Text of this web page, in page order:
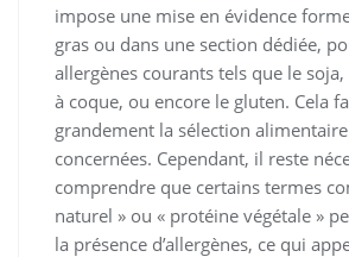
impose une mise en évidence
gras ou dans une section dédiée,
allergènes courants tels que le
à coque, ou encore le gluten. Cela
grandement la sélection
concernées. Cependant, il reste
comprendre que certains termes
naturel » ou « protéine végétale »
la présence d’allergènes, ce qui